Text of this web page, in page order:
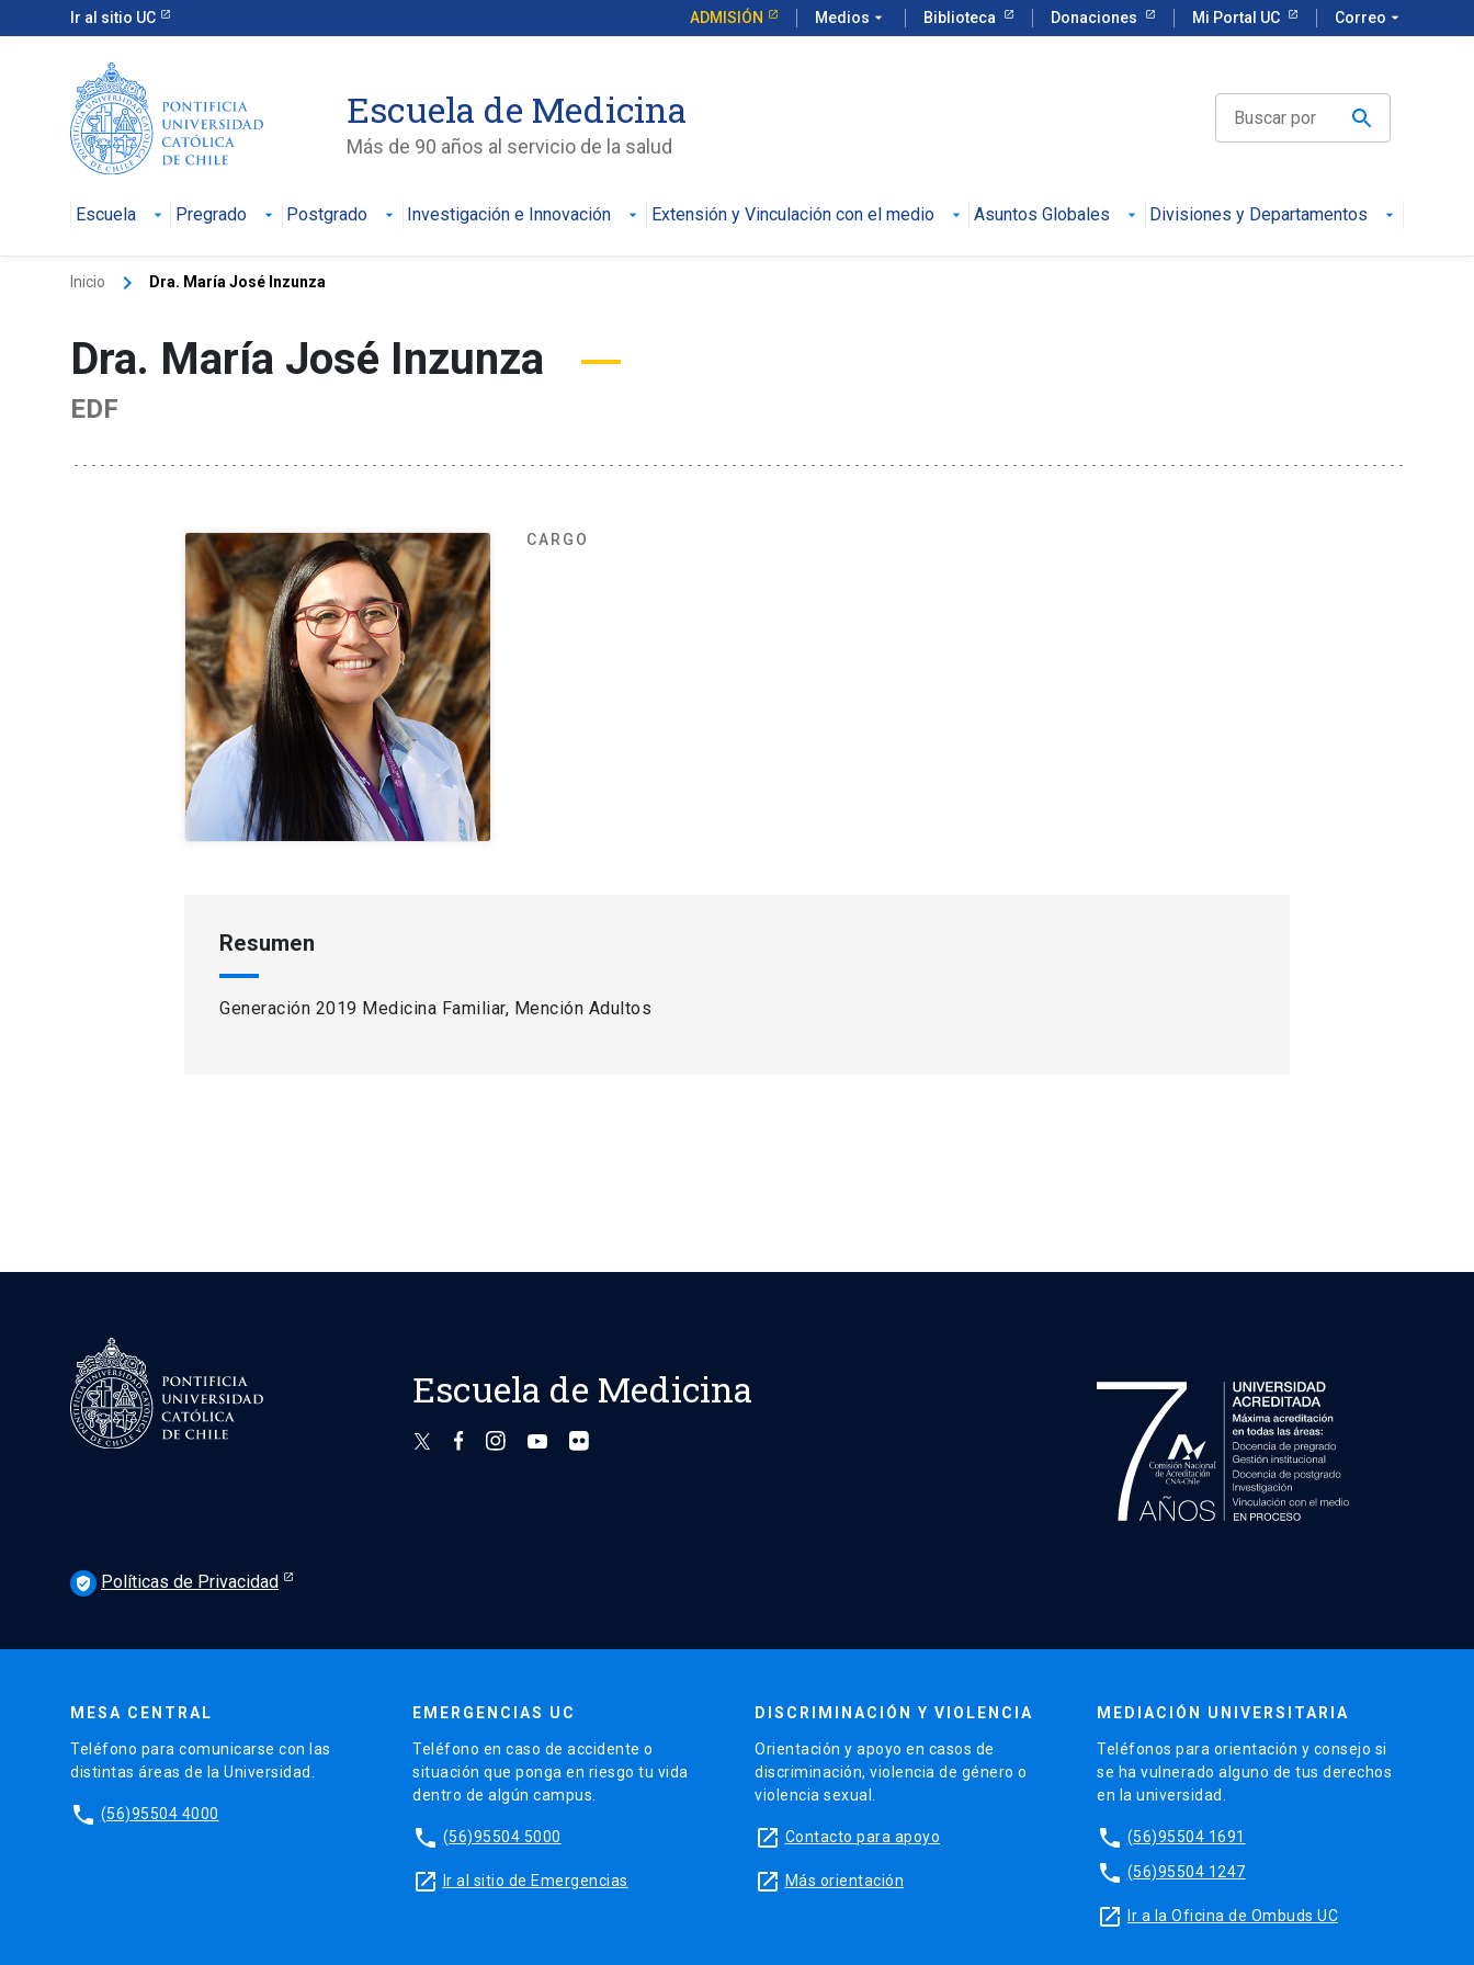
Ir al sitio UC ADMISIÓN Medios arrow_drop_down Biblioteca Donaciones Mi Portal UC Correo arrow_drop_down
Escuela de Medicina
Más de 90 años al servicio de la salud
Escuela Pregrado Postgrado Investigación e Innovación Extensión y Vinculación con el medio Asuntos Globales Divisiones y Departamentos
Inicio keyboard_arrow_right Dra. María José Inzunza
Dra. María José Inzunza
EDF
CARGO
Resumen
Generación 2019 Medicina Familiar, Mención Adultos
Escuela de Medicina
verified_user Políticas de Privacidad
MESA CENTRAL
Teléfono para comunicarse con las
distintas áreas de la Universidad.
phone (56)95504 4000
EMERGENCIAS UC
Teléfono en caso de accidente o
situación que ponga en riesgo tu vida
dentro de algún campus.
phone (56)95504 5000
launch Ir al sitio de Emergencias
DISCRIMINACIÓN Y VIOLENCIA
Orientación y apoyo en casos de
discriminación, violencia de género o
violencia sexual.
launch Contacto para apoyo
launch Más orientación
MEDIACIÓN UNIVERSITARIA
Teléfonos para orientación y consejo si
se ha vulnerado alguno de tus derechos
en la universidad.
phone (56)95504 1691
phone (56)95504 1247
launch Ir a la Oficina de Ombuds UC